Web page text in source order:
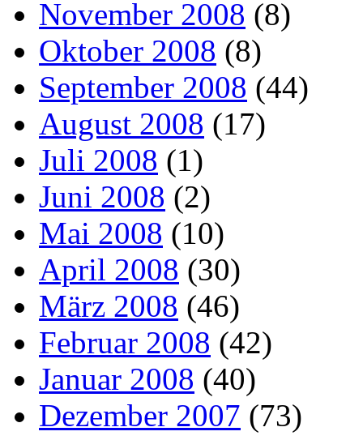
November 2008 (8)
Oktober 2008 (8)
September 2008 (44)
August 2008 (17)
Juli 2008 (1)
Juni 2008 (2)
Mai 2008 (10)
April 2008 (30)
März 2008 (46)
Februar 2008 (42)
Januar 2008 (40)
Dezember 2007 (73)